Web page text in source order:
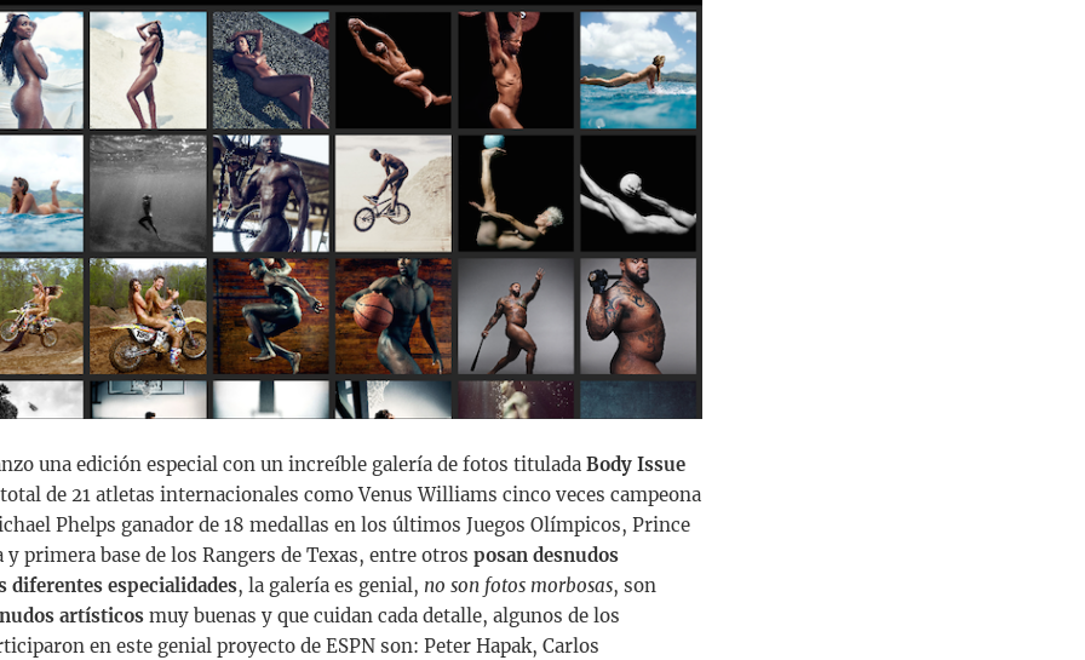
una edición especial con un increíble galería de fotos titulada Body Issue
de 21 atletas internacionales como Venus Williams cinco veces campeona
Phelps ganador de 18 medallas en los últimos Juegos Olímpicos, Prince
primera base de los Rangers de Texas, entre otros posan desnudos
diferentes especialidades, la galería es genial, no son fotos morbosas, son
artísticos muy buenas y que cuidan cada detalle, algunos de los
en este genial proyecto de ESPN son: Peter Hapak, Carlos